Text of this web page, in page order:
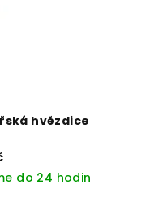
hvězdice
do 24 hodin